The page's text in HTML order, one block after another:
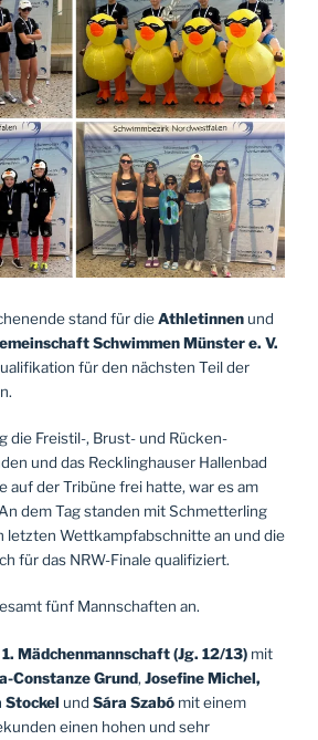
stand für dieAthletinnen und
Schwimmen Münster e. V.
für den nächsten Teil der
die Freistil-, Brust- und Rücken-
und das Recklinghauser Hallenbad
auf der Tribüne frei hatte, war es am
dem Tag standen mit Schmetterling
letzten Wettkampfabschnitte an und die
für das NRW-Finale qualifiziert.
fünf Mannschaften an.
1. Mädchenmannschaft (Jg. 12/13) mit
Constanze Grund, Josefine Michel,
Stockel und Sára Szabó mit einem
einen hohen und sehr